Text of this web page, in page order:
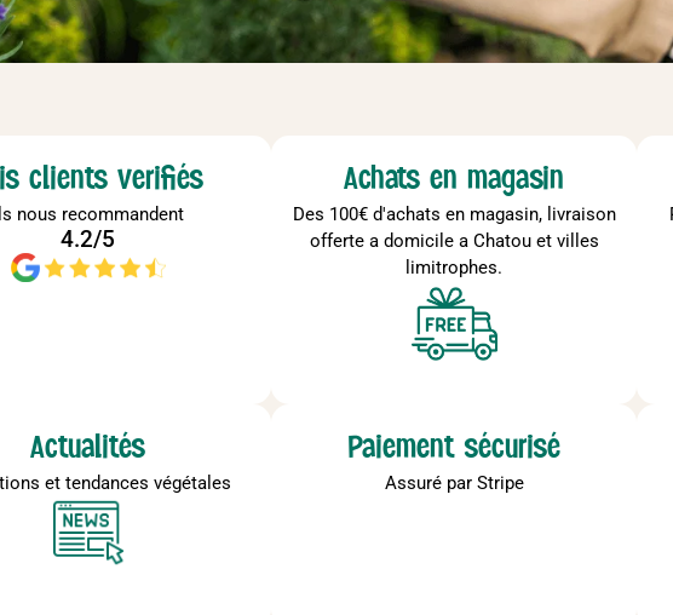
clients verifiés
Ils nous recommandent
4.2/5
Achats en magasin
Des 100€ d'achats en magasin, livraison
offerte a domicile a Chatou et villes
limitrophes.
Actualités
et tendances végétales
Paiement sécurisé
Assuré par Stripe